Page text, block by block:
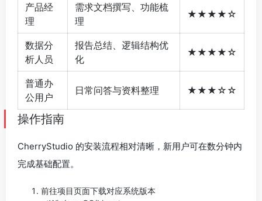
产品经
理
需求文档撰写、功能梳
理
★★★★☆
数据分
析人员
报告总结、逻辑结构优
化
★★★★☆
普通办
公用户
日常问答与资料整理 ★★★☆☆
操作指南
CherryStudio 的安装流程相对清晰，新用户可在数分钟内
完成基础配置。
前往项目页面下载对应系统版本